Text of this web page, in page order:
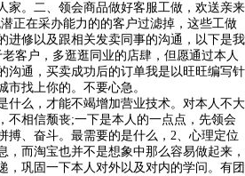
家。二、领会商品做好客服工做，欢送亲来
正在采办能力的的客户过滤掉，这些工做
进修以及跟相关发卖同事的沟通，以下是我
客户，多逛逛同业的店肆，但愿通过本人
沟通，买卖成功后的订单我是以旺旺编写针
市找上你的。不要心急。
么，才能不竭增加营业技术。对本人不大
不相信颓丧;一下是本人的一点点，先领会
搏、奋斗。最需要的是什么，2、心理定位
，而淘宝也并不是想象中那么容易做起来，
，巩固一下本人对外以及对内的学问。有团